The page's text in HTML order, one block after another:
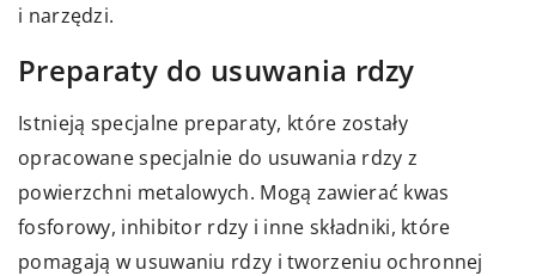
i narzędzi.
Preparaty do usuwania rdzy
Istnieją specjalne preparaty, które zostały
opracowane specjalnie do usuwania rdzy z
powierzchni metalowych. Mogą zawierać kwas
fosforowy, inhibitor rdzy i inne składniki, które
pomagają w usuwaniu rdzy i tworzeniu ochronnej